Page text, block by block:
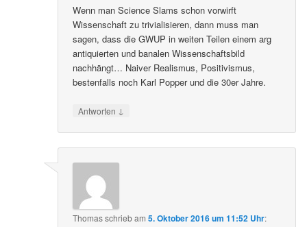
Wenn man Science Slams schon vorwirft
Wissenschaft zu trivialisieren, dann muss man
sagen, dass die GWUP in weiten Teilen einem arg
antiquierten und banalen Wissenschaftsbild
nachhängt… Naiver Realismus, Positivismus,
bestenfalls noch Karl Popper und die 30er Jahre.
Antworten ↓
Thomasschriebam5. Oktober 2016 um 11:52 Uhr: